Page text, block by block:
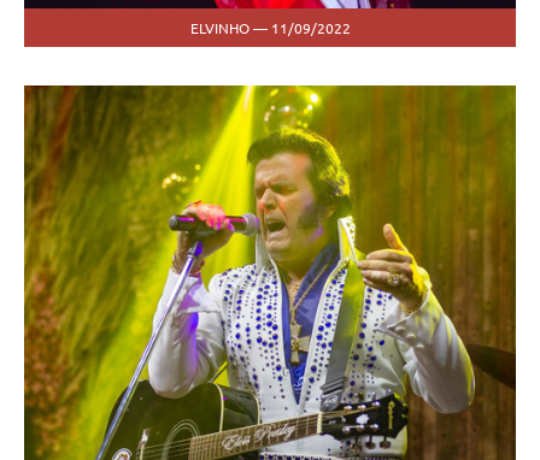
ELVINHO — 11/09/2022